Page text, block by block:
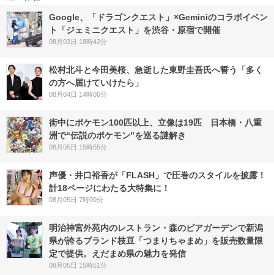
Google、「ドラゴンクエスト」×Geminiのコラボイベン
ト「ジェミニクエスト」を渋谷・原宿で開催
08月03日 18時42分
松村北斗と今田美桜、急逝した東野圭吾氏へ誓う「多く
の方へ届けていけたら」
08月04日 14時00分
街中にポケモン100匹以上、立像は19匹 日本橋・八重
洲で“伝説のポケモン”を巡る謎解き
08月05日 15時55分
声優・井口裕香が「FLASH」で圧巻のスタイルを披露！
計18ページにわたる大特集に！
08月05日 7時00分
明治神宮外苑内のレストラン・森のビアガーデンで新潟
県が誇るブランド枝豆「つまりちゃまめ」を販売数量限
定で提供。えだまめ県の魅力を発信
08月05日 15時51分